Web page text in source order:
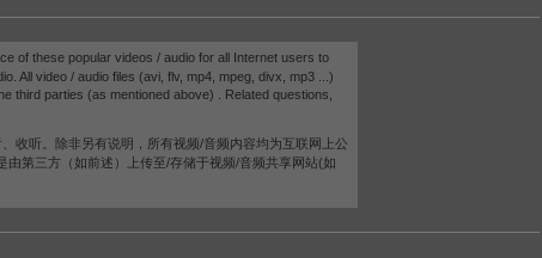
of these popular videos / audio for all Internet users to
All video / audio files (avi, flv, mp4, mpeg, divx, mp3 ...)
third parties (as mentioned above) . Related questions,
收听。除非另有说明，所有视频/音频内容均为互联网上公
第三方（如前述）上传至/存储于视频/音频共享网站(如